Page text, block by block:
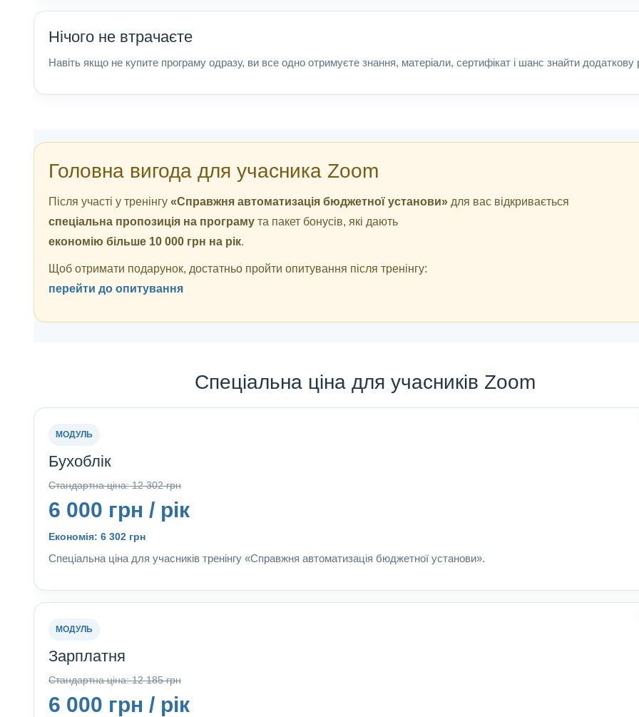
Нічого не втрачаєте
Навіть якщо не купите програму одразу, ви все одно отримуєте знання, матеріали, сертифікат і шанс знайти додаткову
Головна вигода для учасника Zoom
Після участі у тренінгу «Справжня автоматизація бюджетної установи» для вас відкривається
спеціальна пропозиція на програму та пакет бонусів, які дають
економію більше 10 000 грн на рік.
Щоб отримати подарунок, достатньо пройти опитування після тренінгу:
перейти до опитування
Спеціальна ціна для учасників Zoom
МОДУЛЬ
Бухоблік
Стандартна ціна: 12 302 грн
6 000 грн / рік
Економія: 6 302 грн
Спеціальна ціна для учасників тренінгу «Справжня автоматизація бюджетної установи».
МОДУЛЬ
Зарплатня
Стандартна ціна: 12 185 грн
6 000 грн / рік